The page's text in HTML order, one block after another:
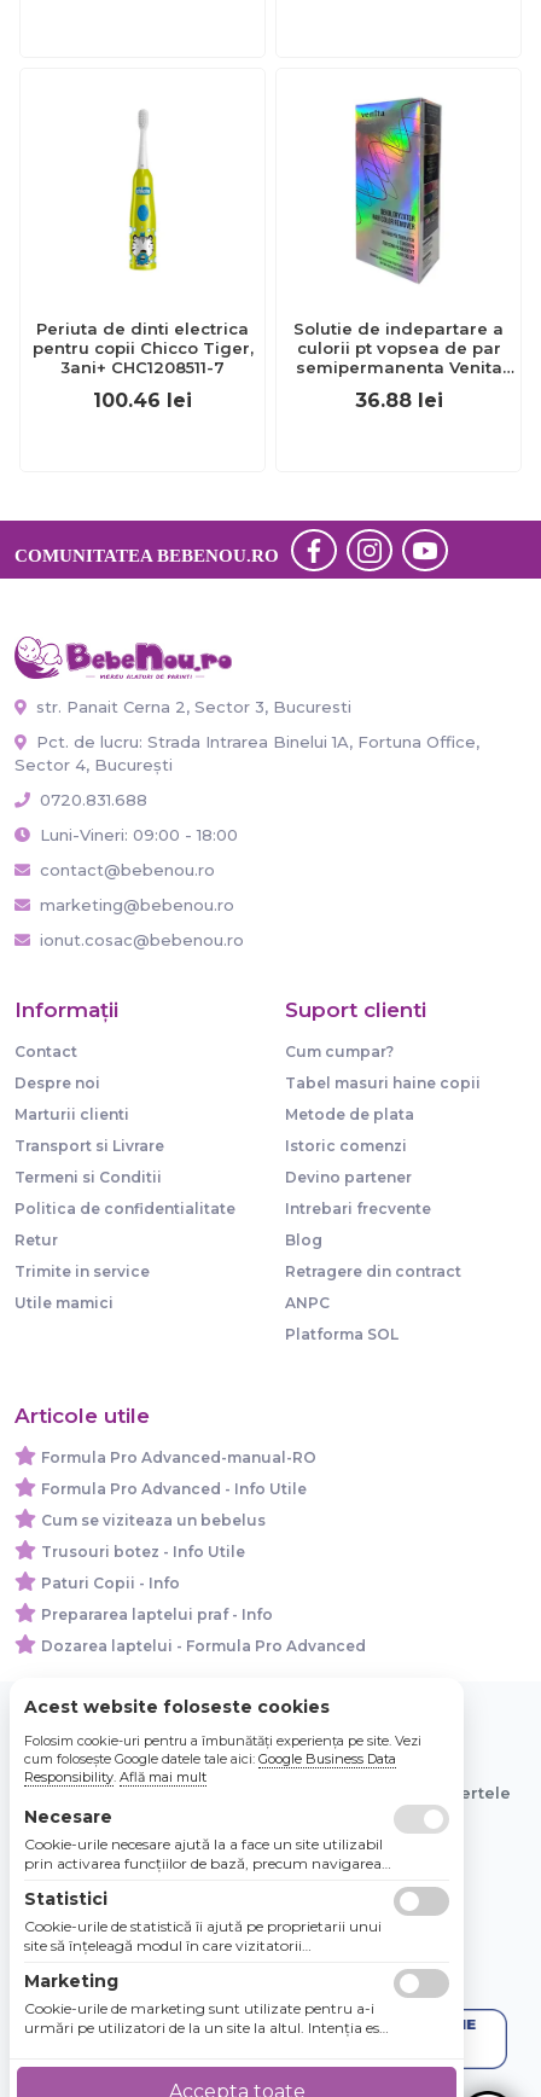
Periuta de dinti electrica
pentru copii Chicco Tiger,
3ani+ CHC1208511-7
100.46 lei
Solutie de indepartare a
culorii pt vopsea de par
semipermanenta Venita
Hair Color Remover, 115ml
15 ml
36.88 lei
COMUNITATEA BEBENOU.RO
str. Panait Cerna 2, Sector 3, Bucuresti
Pct. de lucru: Strada Intrarea Binelui 1A, Fortuna Office,
Sector 4, București
0720.831.688
Luni-Vineri: 09:00 - 18:00
contact@bebenou.ro
marketing@bebenou.ro
ionut.cosac@bebenou.ro
Informaţii
Contact
Despre noi
Marturii clienti
Transport si Livrare
Termeni si Conditii
Politica de confidentialitate
Retur
Trimite in service
Utile mamici
Suport clienti
Cum cumpar?
Tabel masuri haine copii
Metode de plata
Istoric comenzi
Devino partener
Intrebari frecvente
Blog
Retragere din contract
ANPC
Platforma SOL
Articole utile
Formula Pro Advanced-manual-RO
Formula Pro Advanced - Info Utile
Cum se viziteaza un bebelus
Trusouri botez - Info Utile
Paturi Copii - Info
Prepararea laptelui praf - Info
Dozarea laptelui - Formula Pro Advanced
© 2026 Bebe Nou Online Store SRL
Toate preturile sunt exprimate in lei si includ tva. Ofertele
sunt valabile in limita stocului disponibil.
Acest website foloseste cookies
Folosim cookie-uri pentru a îmbunătăți experiența pe site. Vezi
cum folosește Google datele tale aici: Google Business Data
Responsibility. Află mai mult
Necesare
Cookie-urile necesare ajută la a face un site utilizabil
prin activarea funcţiilor de bază, precum navigarea
Site-ul nu poate funcţiona corespunzător fără aceste
cookie-uri.
Statistici
Cookie-urile de statistică îi ajută pe proprietarii unui
site să înţeleagă modul în care vizitatorii
raportarea informaţiilor în mod anonim.
Marketing
Cookie-urile de marketing sunt utilizate pentru a-i
urmări pe utilizatori de la un site la altul. Intenţia este
utilizatorii individuali, aşadar ele sunt mai valoroase
pentru agenţiile de puiblicitate şi părţile terţe care se
Accepta toate